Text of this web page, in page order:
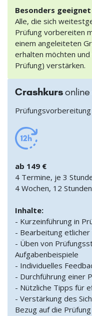
Besonders
Alle, die sich
Prüfung vorbereiten
einem angeleiteten
erhalten möchten
Prüfung) verstärken.
Crashkurs
ab 149 €
4 Termine, je 3
4 Wochen, 12
Inhalte:
- Kurzeinführung in
- Bearbeitung
- Üben von
Aufgabenbeispiele
- Individuelles
- Durchführung einer
- Nützliche Tipps für
- Verstärkung des
Bezug auf die Prüfung